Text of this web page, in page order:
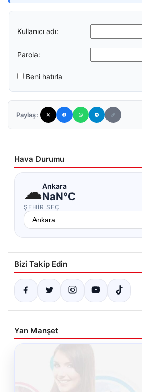
Kullanıcı adı:
Parola:
Beni hatırla
Paylaş:
Hava Durumu
☁Ankara
NaN°C
ŞEHIR SEÇ
Bizi Takip Edin
Yan Manşet